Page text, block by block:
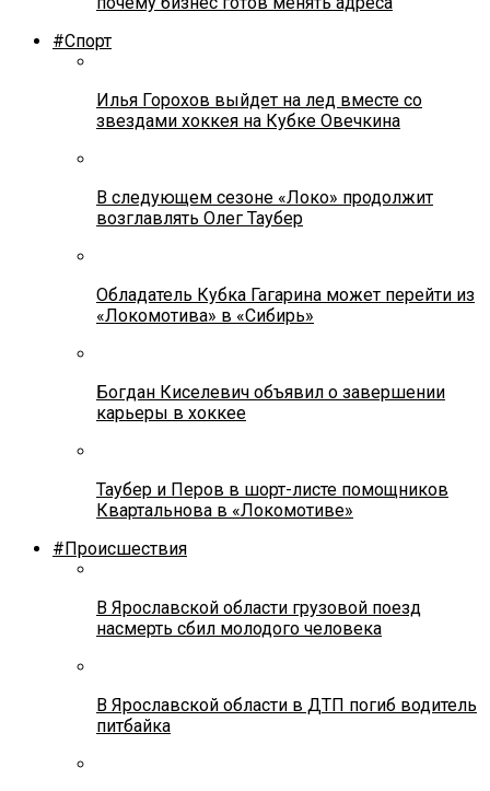
#Спорт
Илья Горохов выйдет на лед вместе со
звездами хоккея на Кубке Овечкина
В следующем сезоне «Локо» продолжит
возглавлять Олег Таубер
Обладатель Кубка Гагарина может перейти из
«Локомотива» в «Сибирь»
Богдан Киселевич объявил о завершении
карьеры в хоккее
Таубер и Перов в шорт-листе помощников
Квартальнова в «Локомотиве»
#Происшествия
В Ярославской области грузовой поезд
насмерть сбил молодого человека
В Ярославской области в ДТП погиб водитель
питбайка